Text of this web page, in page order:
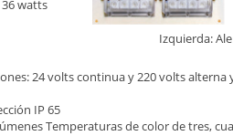
Izquierda:
watts
24 volts continua y 220 volts alterna
IP 65
Temperaturas de color de tres,